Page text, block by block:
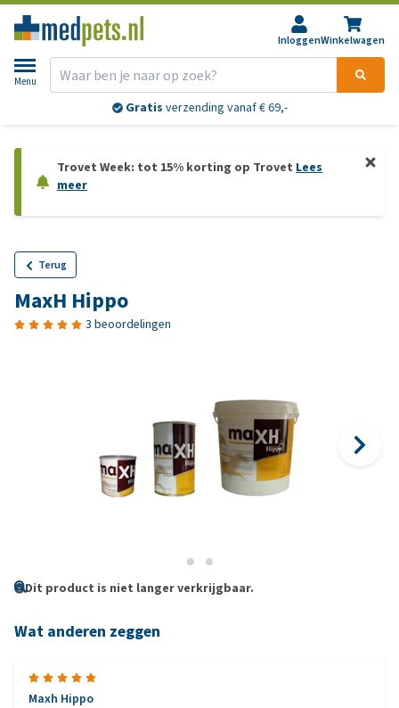
InloggenWinkelwagen
Menu
Gratis verzending vanaf € 69,-
Trovet Week: tot 15% korting op Trovet Lees
meer
Terug
MaxH Hippo
3 beoordelingen
Dit product is niet langer verkrijgbaar.
Wat anderen zeggen
Maxh Hippo